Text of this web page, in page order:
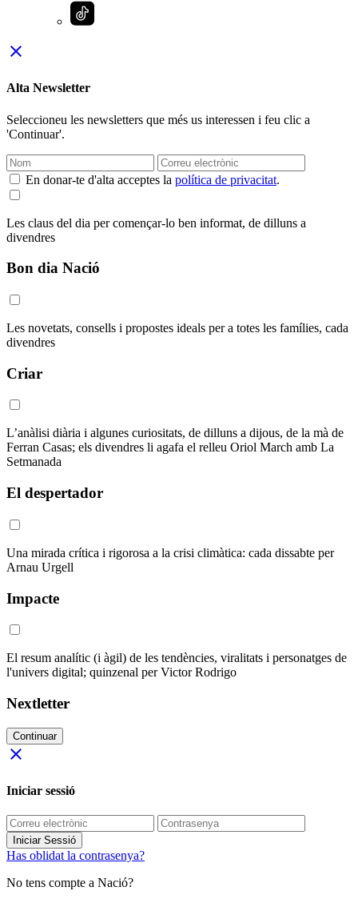
close
Alta Newsletter
Seleccioneu les newsletters que més us interessen i feu clic a
'Continuar'.
En donar-te d'alta acceptes la política de privacitat.
Les claus del dia per començar-lo ben informat, de dilluns a
divendres
Bon dia Nació
Les novetats, consells i propostes ideals per a totes les famílies, cada
divendres
Criar
L’anàlisi diària i algunes curiositats, de dilluns a dijous, de la mà de
Ferran Casas; els divendres li agafa el relleu Oriol March amb La
Setmanada
El despertador
Una mirada crítica i rigorosa a la crisi climàtica: cada dissabte per
Arnau Urgell
Impacte
El resum analític (i àgil) de les tendències, viralitats i personatges de
l'univers digital; quinzenal per Victor Rodrigo
Nextletter
Continuar
close
Iniciar sessió
Iniciar Sessió
Has oblidat la contrasenya?
No tens compte a Nació?